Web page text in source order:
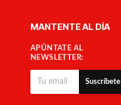
MANTENTE AL DÍA
APÚNTATE AL
NEWSLETTER:
Suscríbete